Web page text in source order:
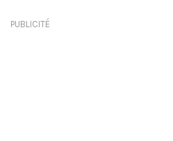
PUBLICITÉ